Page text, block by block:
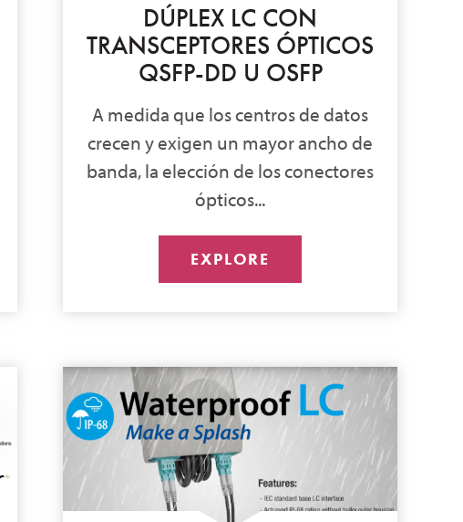
DÚPLEX LC CON
TRANSCEPTORES ÓPTICOS
QSFP-DD U OSFP
A medida que los centros de datos
crecen y exigen un mayor ancho de
banda, la elección de los conectores
ópticos...
EXPLORE